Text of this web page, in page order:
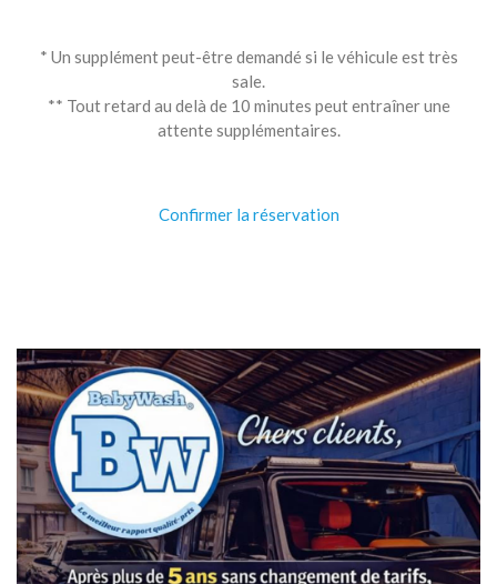
* Un supplément peut-être demandé si le véhicule est très
sale.
** Tout retard au delà de 10 minutes peut entraîner une
attente supplémentaires.